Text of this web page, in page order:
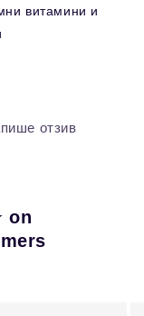
витамини и
отзив
on